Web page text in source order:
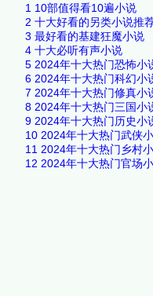
1 10部值得看10遍小说
2 十大好看的另类小说推
3 最好看的基建狂魔小说
4 十大必听有声小说
5 2024年十大热门恐怖小
6 2024年十大热门科幻小
7 2024年十大热门修真小
8 2024年十大热门三国小
9 2024年十大热门历史小
10 2024年十大热门武侠
11 2024年十大热门乡村
12 2024年十大热门官场